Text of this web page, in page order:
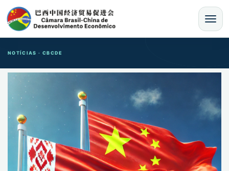
MENU
NOTÍCIAS · CBCDE